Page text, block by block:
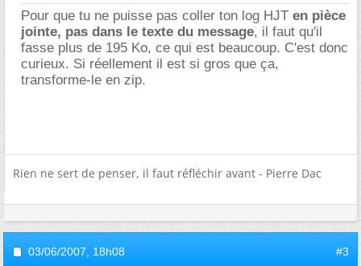
Pour que tu ne puisse pas coller ton log HJT en pièce
jointe, pas dans le texte du message, il faut qu'il
fasse plus de 195 Ko, ce qui est beaucoup. C'est donc
curieux. Si réellement il est si gros que ça,
transforme-le en zip.
Rien ne sert de penser, il faut réfléchir avant - Pierre Dac
03/06/2007, 18h08 #3